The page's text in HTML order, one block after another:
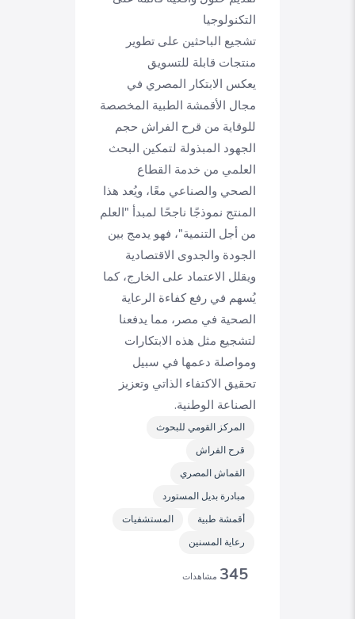
التكنولوجيا
تشجيع الباحثين على تطوير
منتجات قابلة للتسويق
يعكس الابتكار المصري في
مجال الأقمشة الطبية المخصصة
للوقاية من قرح الفراش حجم
الجهود المبذولة لتمكين البحث
العلمي من خدمة القطاع
الصحي والصناعي معًا، ويُعد هذا
المنتج نموذجًا ناجحًا لمبدأ "العلم
من أجل التنمية"، فهو يدمج بين
الجودة والجدوى الاقتصادية
ويقلل الاعتماد على الخارج، كما
يُسهم في رفع كفاءة الرعاية
الصحية في مصر، مما يدفعنا
لتشجيع مثل هذه الابتكارات
ومواصلة دعمها في سبيل
تحقيق الاكتفاء الذاتي وتعزيز
الصناعة الوطنية.
المركز القومي للبحوث
قرح الفراش
القماش المصري
مبادرة بديل المستورد
أقمشة طبية
المستشفيات
رعاية المسنين
345 مشاهدات